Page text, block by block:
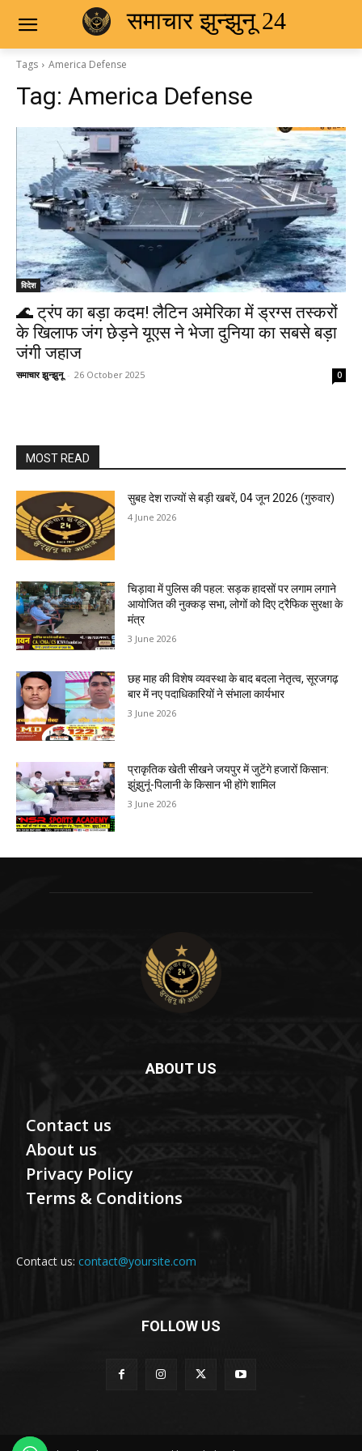
समाचार झुन्झुनू 24
Tags America Defense
Tag: America Defense
विदेश
🌊 ट्रंप का बड़ा कदम! लैटिन अमेरिका में ड्रग्स तस्करों
के खिलाफ जंग छेड़ने यूएस ने भेजा दुनिया का सबसे बड़ा
जंगी जहाज
समाचार झुन्झुनू - 26 October 2025 0
MOST READ
सुबह देश राज्यों से बड़ी खबरें, 04 जून 2026 (गुरुवार)
4 June 2026
चिड़ावा में पुलिस की पहल: सड़क हादसों पर लगाम लगाने
आयोजित की नुक्कड़ सभा, लोगों को दिए ट्रैफिक सुरक्षा के
मंत्र
3 June 2026
छह माह की विशेष व्यवस्था के बाद बदला नेतृत्व, सूरजगढ़
बार में नए पदाधिकारियों ने संभाला कार्यभार
3 June 2026
प्राकृतिक खेती सीखने जयपुर में जुटेंगे हजारों किसान:
झुंझुनूं-पिलानी के किसान भी होंगे शामिल
3 June 2026
ABOUT US
Contact us
About us
Privacy Policy
Terms & Conditions
Contact us: contact@yoursite.com
FOLLOW US